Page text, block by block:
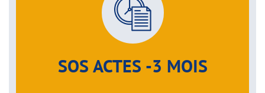
SOS ACTES -3 MOIS